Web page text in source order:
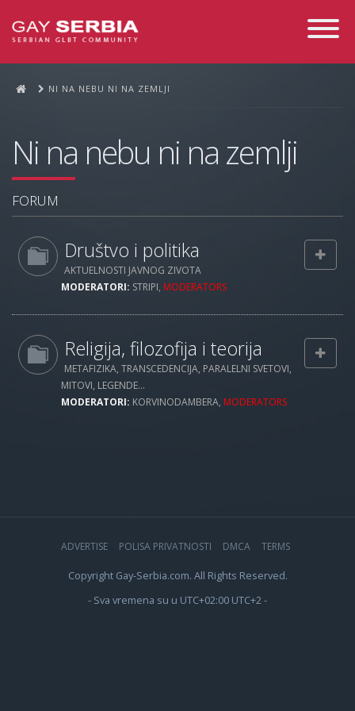
Toggle
NI NA NEBU NI NA ZEMLJI
Ni na nebu ni na zemlji
FORUM
Društvo i politika
AKTUELNOSTI JAVNOG ZIVOTA
MODERATORI: STRIPI, MODERATORS
Religija, filozofija i teorija
METAFIZIKA, TRANSCEDENCIJA, PARALELNI SVETOVI,
MITOVI, LEGENDE...
MODERATORI: KORVINODAMBERA, MODERATORS
ADVERTISE POLISA PRIVATNOSTI DMCA TERMS
Copyright Gay-Serbia.com. All Rights Reserved.
- Sva vremena su u UTC+02:00 UTC+2 -